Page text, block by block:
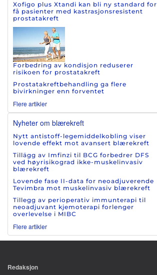
Xofigo plus Xtandi kan bli ny standard for
få pasienter med kastrasjonsresistent
prostatakreft
Forbedring av kondisjon reduserer
risikoen for prostatakreft
Prostatakreftbehandling ga flere
bivirkninger enn forventet
Flere artikler
Nyheter om blærekreft
Nytt antistoff-legemiddelkobling viser
lovende effekt mot avansert blærekreft
Tillägg av Imfinzi til BCG forbedrer DFS
ved høyrisikograd ikke-muskelinvasiv
blærekreft
Lovende fase II-data for neoadjuverende
Tevimbra mot muskelinvasiv blærekreft
Tillegg av perioperativ immunterapi til
neoadjuvant kjemoterapi forlenger
overlevelse i MIBC
Flere artikler
Redaksjon